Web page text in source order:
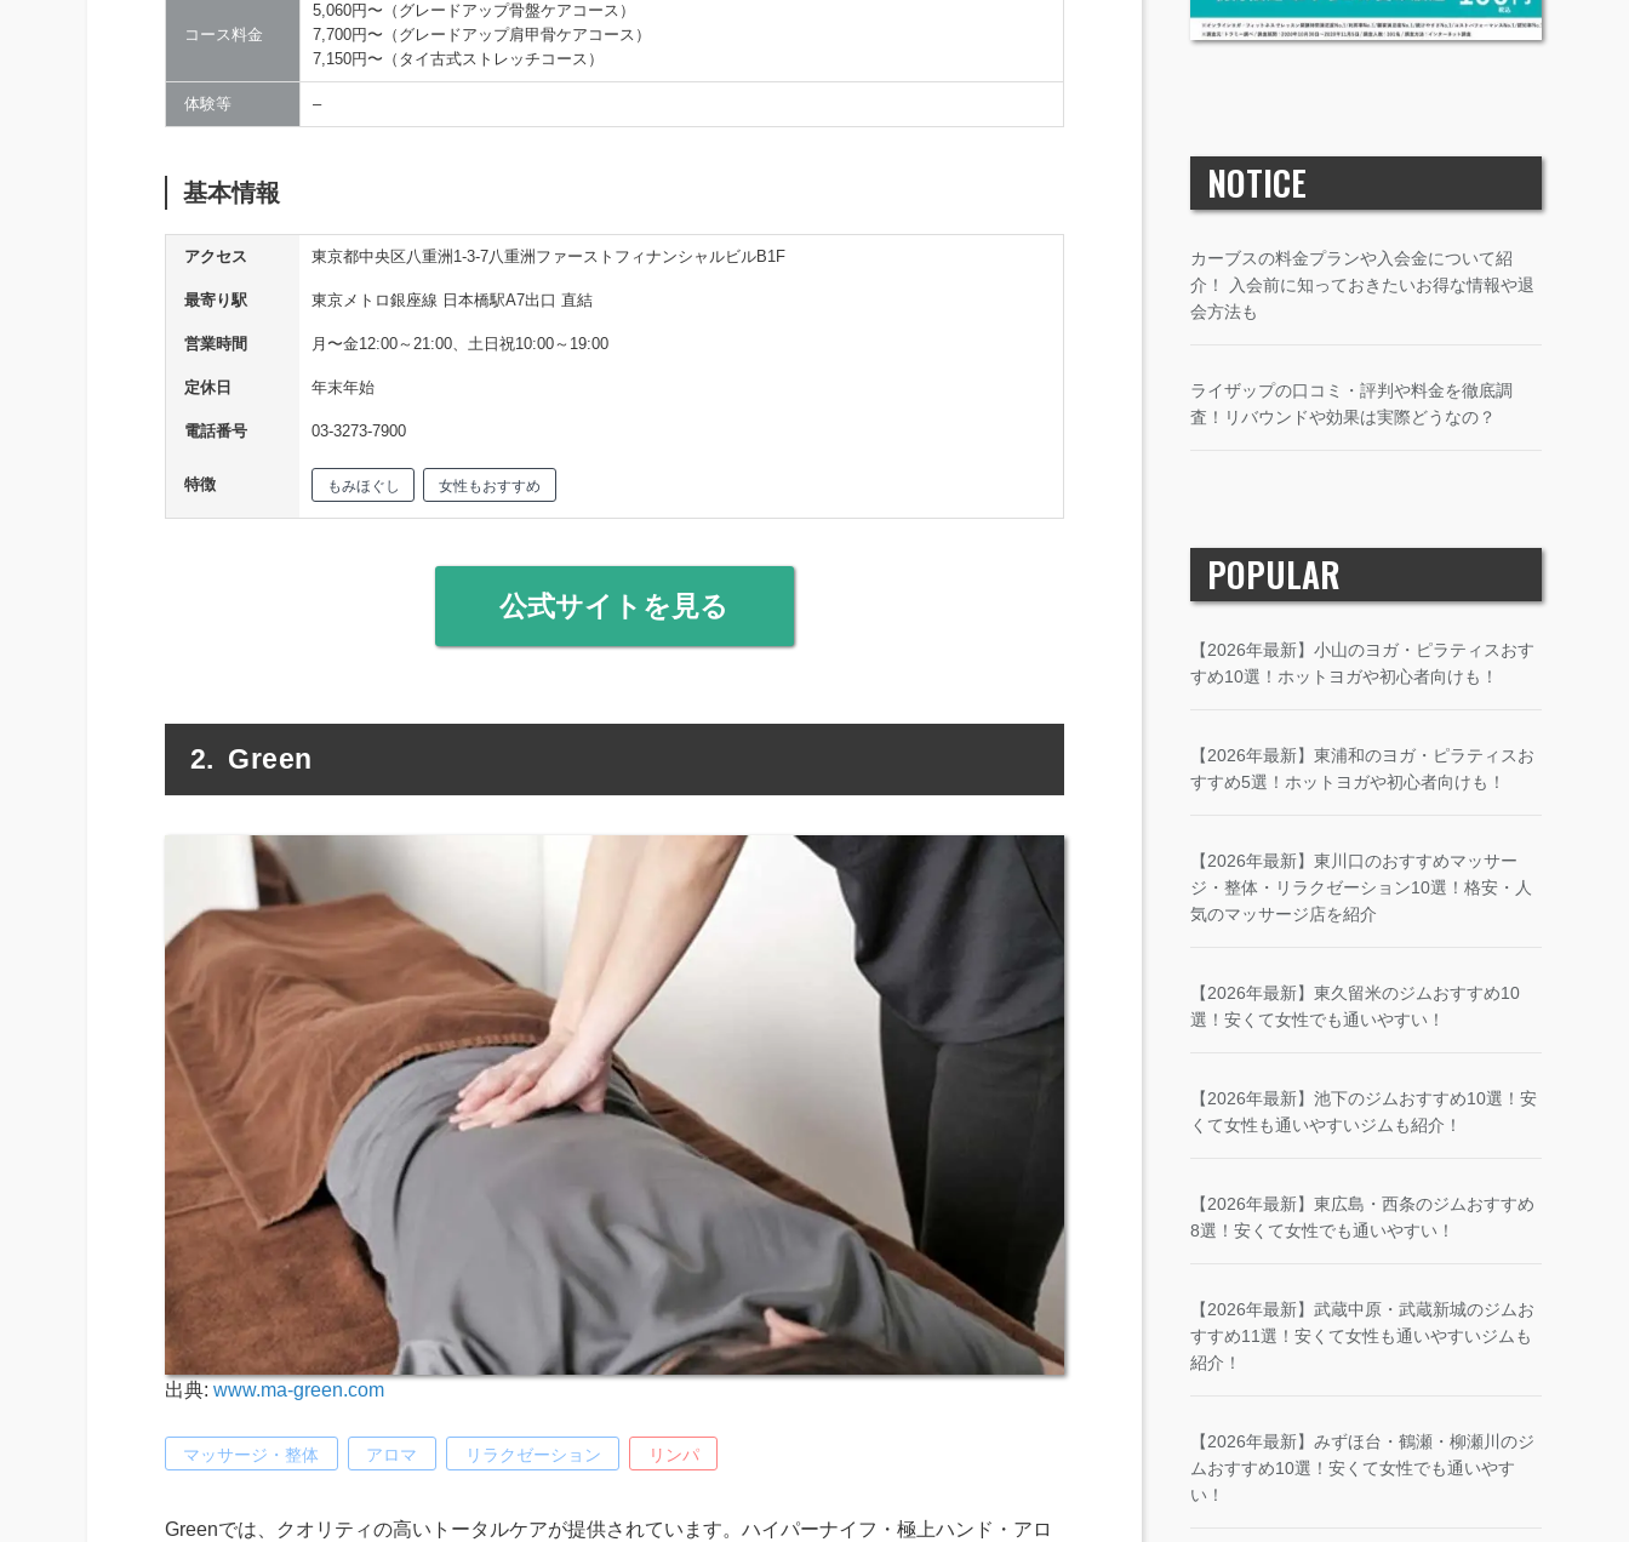
コース料金
5,060円〜（グレードアップ骨盤ケアコース）
7,700円〜（グレードアップ肩甲骨ケアコース）
7,150円〜（タイ古式ストレッチコース）
体験等 –
基本情報
アクセス 東京都中央区八重洲1-3-7八重洲ファーストフィナンシャルビルB1F
最寄り駅 東京メトロ銀座線 日本橋駅A7出口 直結
営業時間 月〜金12:00～21:00、土日祝10:00～19:00
定休日 年末年始
電話番号 03-3273-7900
特徴 もみほぐし 女性もおすすめ
公式サイトを見る
Green
出典: www.ma-green.com
マッサージ・整体 アロマ リラクゼーション リンパ
Greenでは、クオリティの高いトータルケアが提供されています。ハイパーナイフ・極上ハンド・アロ
NOTICE
カーブスの料金プランや入会金について紹
介！ 入会前に知っておきたいお得な情報や退
会方法も
ライザップの口コミ・評判や料金を徹底調
査！リバウンドや効果は実際どうなの？
POPULAR
【2026年最新】小山のヨガ・ピラティスおす
すめ10選！ホットヨガや初心者向けも！
【2026年最新】東浦和のヨガ・ピラティスお
すすめ5選！ホットヨガや初心者向けも！
【2026年最新】東川口のおすすめマッサー
ジ・整体・リラクゼーション10選！格安・人
気のマッサージ店を紹介
【2026年最新】東久留米のジムおすすめ10
選！安くて女性でも通いやすい！
【2026年最新】池下のジムおすすめ10選！安
くて女性も通いやすいジムも紹介！
【2026年最新】東広島・西条のジムおすすめ
8選！安くて女性でも通いやすい！
【2026年最新】武蔵中原・武蔵新城のジムお
すすめ11選！安くて女性も通いやすいジムも
紹介！
【2026年最新】みずほ台・鶴瀬・柳瀬川のジ
ムおすすめ10選！安くて女性でも通いやす
い！